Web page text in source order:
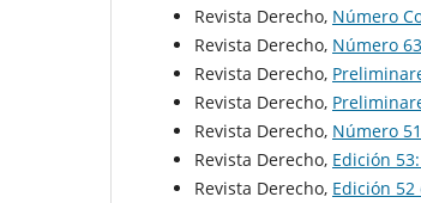
Revista Derecho, Número
Revista Derecho, Número 63
Revista Derecho,
Revista Derecho,
Revista Derecho, Número 51
Revista Derecho, Edición
Revista Derecho, Edición